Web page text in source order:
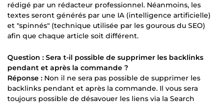
rédigé par un rédacteur professionnel. Néanmoins, les
textes seront générés par une IA (intelligence artificielle)
et "spinnés" (technique utilisée par les gourous du SEO)
afin que chaque article soit différent.
Question : Sera t-il possible de supprimer les backlinks
pendant et après la commande ?
Réponse : Non il ne sera pas possible de supprimer les
backlinks pendant et après la commande. Il vous sera
toujours possible de désavouer les liens via la Search